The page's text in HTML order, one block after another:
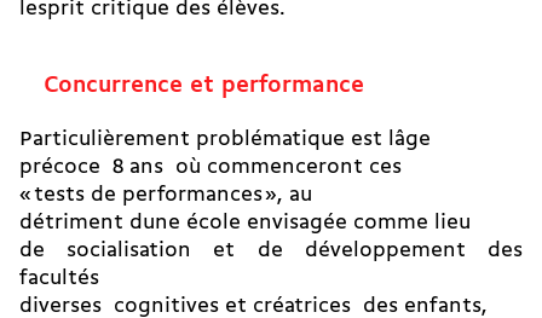
lesprit critique des élèves.
Concurrence et performance
Particulièrement problématique est lâge
précoce  8 ans  où commenceront ces
« tests de performances », au
détriment dune école envisagée comme lieu
de socialisation et de développement des
facultés
diverses  cognitives et créatrices  des enfants,